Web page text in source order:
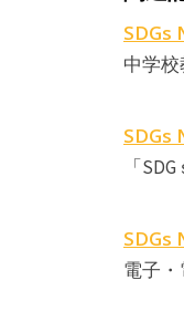
SDGs
中学
SDGs
「
SDGs
電子